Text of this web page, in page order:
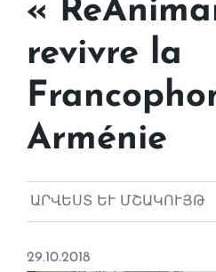
«
revivre la
Arménie
ԱՐՎԵՍՏ ԵՒ ՄՇԱԿՈՒՅԹ
29.10.2018